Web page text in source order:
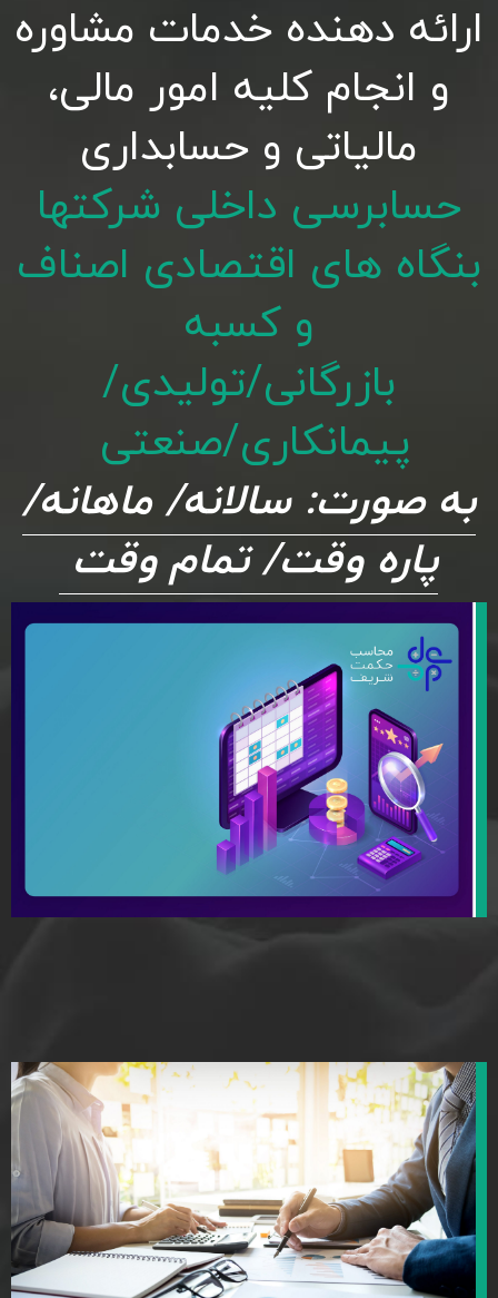
ارائه دهنده خدمات مشاوره
و انجام کلیه امور مالی،
مالیاتی و حسابداری
حسابرسی داخلی شرکتها
بنگاه های اقتصادی اصناف
و کسبه
بازرگانی/تولیدی/
پیمانکاری/صنعتی
به صورت: سالانه/ ماهانه/
پاره وقت/ تمام وقت